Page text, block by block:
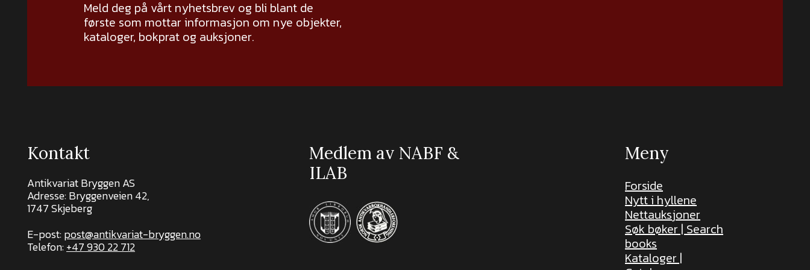
Meld deg på vårt nyhetsbrev og bli blant de
første som mottar informasjon om nye objekter,
kataloger, bokprat og auksjoner.
Kontakt
Antikvariat Bryggen AS
Adresse: Bryggenveien 42,
1747 Skjeberg
E-post:post@antikvariat-bryggen.no
Telefon:+47 930 22 712
Medlem av NABF &
ILAB
Meny
Forside
Nytt i hyllene
Nettauksjoner
Søk bøker | Search
books
Kataloger |